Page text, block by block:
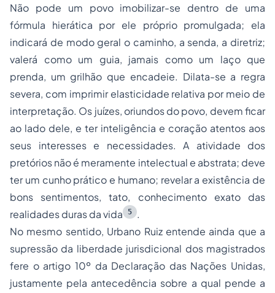
Não pode um povo imobilizar-se dentro de uma
fórmula hierática por ele próprio promulgada; ela
indicará de modo geral o caminho, a senda, a diretriz;
valerá como um guia, jamais como um laço que
prenda, um grilhão que encadeie. Dilata-se a regra
severa, com imprimir elasticidade relativa por meio de
interpretação. Os juízes, oriundos do povo, devem ficar
ao lado dele, e ter inteligência e coração atentos aos
seus interesses e necessidades. A atividade dos
pretórios não é meramente intelectual e abstrata; deve
ter um cunho prático e humano; revelar a existência de
bons sentimentos, tato, conhecimento exato das
realidades duras da vida
5
.
No mesmo sentido, Urbano Ruiz entende ainda que a
supressão da liberdade jurisdicional dos magistrados
fere o artigo 10º da Declaração das Nações Unidas,
justamente pela antecedência sobre a qual pende a